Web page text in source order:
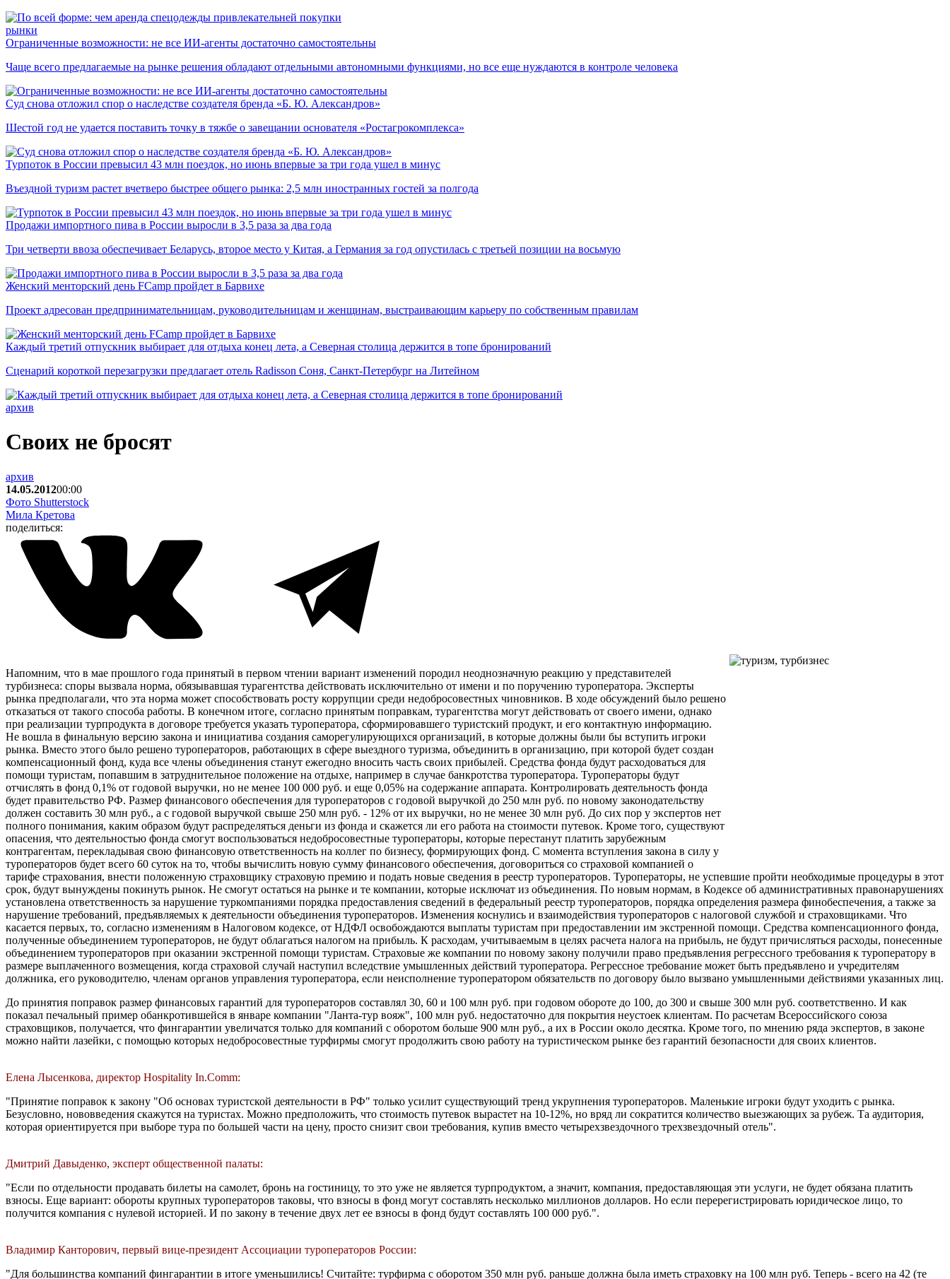
рынки
Ограниченные возможности: не все ИИ-агенты достаточно самостоятельны
Чаще всего предлагаемые на рынке решения обладают отдельными автономными функциями, но все еще нуждаются в контроле человека
Суд снова отложил спор о наследстве создателя бренда «Б. Ю. Александров»
Шестой год не удается поставить точку в тяжбе о завещании основателя «Ростагрокомплекса»
Турпоток в России превысил 43 млн поездок, но июнь впервые за три года ушел в минус
Въездной туризм растет вчетверо быстрее общего рынка: 2,5 млн иностранных гостей за полгода
Продажи импортного пива в России выросли в 3,5 раза за два года
Три четверти ввоза обеспечивает Беларусь, второе место у Китая, а Германия за год опустилась с третьей позиции на восьмую
Женский менторский день FCamp пройдет в Барвихе
Проект адресован предпринимательницам, руководительницам и женщинам, выстраивающим карьеру по собственным правилам
Каждый третий отпускник выбирает для отдыха конец лета, а Северная столица держится в топе бронирований
Сценарий короткой перезагрузки предлагает отель Radisson Соня, Санкт-Петербург на Литейном
архив
Своих не бросят
архив
14.05.201200:00
Фото Shutterstock
Мила Кретова
поделиться:
Напомним, что в мае прошлого года принятый в первом чтении вариант изменений породил неоднозначную реакцию у представителей
турбизнеса: споры вызвала норма, обязывавшая турагентства действовать исключительно от имени и по поручению туроператора. Эксперты
рынка предполагали, что эта норма может способствовать росту коррупции среди недобросовестных чиновников. В ходе обсуждений было решено
отказаться от такого способа работы. В конечном итоге, согласно принятым поправкам, турагентства могут действовать от своего имени, однако
при реализации турпродукта в договоре требуется указать туроператора, сформировавшего туристский продукт, и его контактную информацию.
Не вошла в финальную версию закона и инициатива создания саморегулирующихся организаций, в которые должны были бы вступить игроки
рынка. Вместо этого было решено туроператоров, работающих в сфере выездного туризма, объединить в организацию, при которой будет создан
компенсационный фонд, куда все члены объединения станут ежегодно вносить часть своих прибылей. Средства фонда будут расходоваться для
помощи туристам, попавшим в затруднительное положение на отдыхе, например в случае банкротства туроператора. Туроператоры будут
отчислять в фонд 0,1% от годовой выручки, но не менее 100 000 руб. и еще 0,05% на содержание аппарата. Контролировать деятельность фонда
будет правительство РФ. Размер финансового обеспечения для туроператоров с годовой выручкой до 250 млн руб. по новому законодательству
должен составить 30 млн руб., а с годовой выручкой свыше 250 млн руб. - 12% от их выручки, но не менее 30 млн руб. До сих пор у экспертов нет
полного понимания, каким образом будут распределяться деньги из фонда и скажется ли его работа на стоимости путевок. Кроме того, существуют
опасения, что деятельностью фонда смогут воспользоваться недобросовестные туроператоры, которые перестанут платить зарубежным
контрагентам, перекладывая свою финансовую ответственность на коллег по бизнесу, формирующих фонд. С момента вступления закона в силу у
туроператоров будет всего 60 суток на то, чтобы вычислить новую сумму финансового обеспечения, договориться со страховой компанией о
тарифе страхования, внести положенную страховщику страховую премию и подать новые сведения в реестр туроператоров. Туроператоры, не успевшие пройти необходимые процедуры в этот
срок, будут вынуждены покинуть рынок. Не смогут остаться на рынке и те компании, которые исключат из объединения. По новым нормам, в Кодексе об административных правонарушениях
установлена ответственность за нарушение туркомпаниями порядка предоставления сведений в федеральный реестр туроператоров, порядка определения размера финобеспечения, а также за
нарушение требований, предъявляемых к деятельности объединения туроператоров. Изменения коснулись и взаимодействия туроператоров с налоговой службой и страховщиками. Что
касается первых, то, согласно изменениям в Налоговом кодексе, от НДФЛ освобождаются выплаты туристам при предоставлении им экстренной помощи. Средства компенсационного фонда,
полученные объединением туроператоров, не будут облагаться налогом на прибыль. К расходам, учитываемым в целях расчета налога на прибыль, не будут причисляться расходы, понесенные
объединением туроператоров при оказании экстренной помощи туристам. Страховые же компании по новому закону получили право предъявления регрессного требования к туроператору в
размере выплаченного возмещения, когда страховой случай наступил вследствие умышленных действий туроператора. Регрессное требование может быть предъявлено и учредителям
должника, его руководителю, членам органов управления туроператора, если неисполнение туроператором обязательств по договору было вызвано умышленными действиями указанных лиц.
До принятия поправок размер финансовых гарантий для туроператоров составлял 30, 60 и 100 млн руб. при годовом обороте до 100, до 300 и свыше 300 млн руб. соответственно. И как
показал печальный пример обанкротившейся в январе компании "Ланта-тур вояж", 100 млн руб. недостаточно для покрытия неустоек клиентам. По расчетам Всероссийского союза
страховщиков, получается, что фингарантии увеличатся только для компаний с оборотом больше 900 млн руб., а их в России около десятка. Кроме того, по мнению ряда экспертов, в законе
можно найти лазейки, с помощью которых недобросовестные турфирмы смогут продолжить свою работу на туристическом рынке без гарантий безопасности для своих клиентов.
Елена Лысенкова, директор Hospitality In.Comm:
"Принятие поправок к закону "Об основах туристской деятельности в РФ" только усилит существующий тренд укрупнения туроператоров. Маленькие игроки будут уходить с рынка.
Безусловно, нововведения скажутся на туристах. Можно предположить, что стоимость путевок вырастет на 10-12%, но вряд ли сократится количество выезжающих за рубеж. Та аудитория,
которая ориентируется при выборе тура по большей части на цену, просто снизит свои требования, купив вместо четырехзвездочного трехзвездочный отель".
Дмитрий Давыденко, эксперт общественной палаты:
"Если по отдельности продавать билеты на самолет, бронь на гостиницу, то это уже не является турпродуктом, а значит, компания, предоставляющая эти услуги, не будет обязана платить
взносы. Еще вариант: обороты крупных туроператоров таковы, что взносы в фонд могут составлять несколько миллионов долларов. Но если перерегистрировать юридическое лицо, то
получится компания с нулевой историей. И по закону в течение двух лет ее взносы в фонд будут составлять 100 000 руб.".
Владимир Канторович, первый вице-президент Ассоциации туроператоров России:
"Для большинства компаний фингарантии в итоге уменьшились! Считайте: турфирма с оборотом 350 млн руб. раньше должна была иметь страховку на 100 млн руб. Теперь - всего на 42 (те